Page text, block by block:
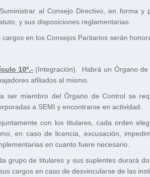
Suministrar al Consejo Directivo, en forma
y sus disposiciones reglamentarias.
cargos en los Consejos Paritarios serán
10º.- (Integración). Habrá un Órgano
afiliados al mismo.
ser miembro del Órgano de Control se
a SEMI y encontrarse en actividad.
con los titulares, cada orden
en caso de licencia, excusación,
en cuanto fuere necesario.
grupo de titulares y sus suplentes durará
cargos en caso de desvincularse de las